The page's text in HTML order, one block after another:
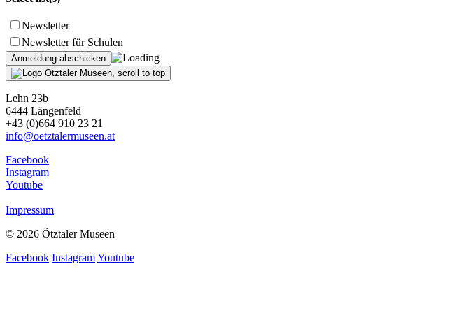
Newsletter
Newsletter für Schulen
Lehn 23b
6444 Längenfeld
+43 (0)664 910 23 21
info@oetztalermuseen.at
Facebook
Instagram
Youtube
Impressum
© 2026 Ötztaler Museen
Facebook InstagramYoutube